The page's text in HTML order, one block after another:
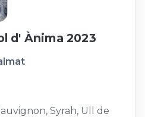
d' Ànima 2023
Syrah, Ull de